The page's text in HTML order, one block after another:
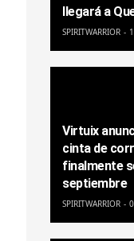
llegará a
SPIRITWARRIOR
Virtuix
cinta de
finalmente
septiembre
SPIRITWARRIOR